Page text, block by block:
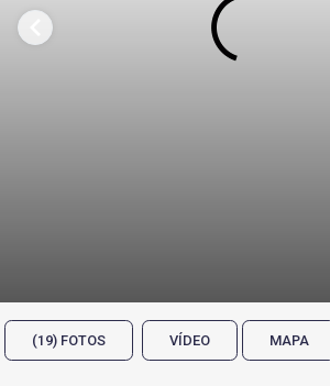
(19) FOTOS VÍDEO MAPA